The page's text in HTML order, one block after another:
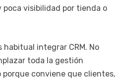
poca visibilidad por tienda o
habitual integrar CRM. No
toda la gestión
porque conviene que clientes,